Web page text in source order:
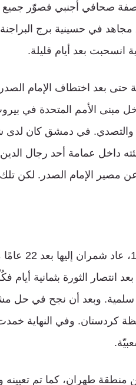
صحافي أجنبي فصوّر جميع
ووضع خطة لمهاجمتها. ثم اجتمع بأكثر من 200 مجاهد في
انسحبت بعد أيام قليلة.
حتى بعد اختطاف الإمام
مبنى الأمم المتحدة في
والتصدي. في دمشق كان لدى
داخل عمامة أحد رجال
مصير الإمام الصدر. لكن تلك
بعد انتصار
الثورة بثمانية أيام
سلمية. وبعد أن نجح في حل
كردستان. وفي النهاية
طهران، كما تم تعيينه